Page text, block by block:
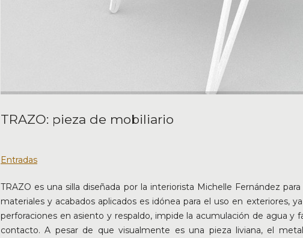
TRAZO: pieza de mobiliario
Entradas
TRAZO es una silla diseñada por la interiorista Michelle Fernández
materiales y acabados aplicados es idónea para el uso en exteriores,
perforaciones en asiento y respaldo, impide la acumulación de agua y
contacto. A pesar de que visualmente es una pieza liviana, el